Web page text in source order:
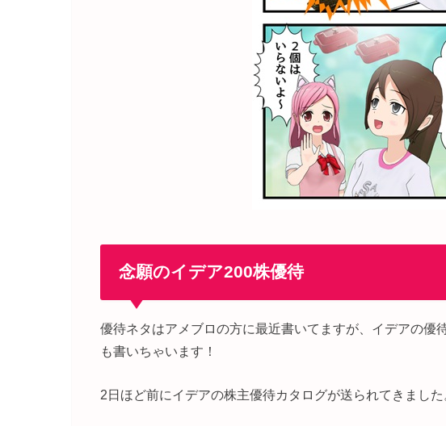
念願のイデア200株優待
優待ネタはアメブロの方に最近書いてますが、イデアの優
も書いちゃいます！
2日ほど前にイデアの株主優待カタログが送られてきました